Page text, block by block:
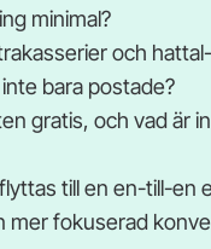
minimal?
och
bara postade?
gratis, och vad är
till en en-till-en
mer fokuserad